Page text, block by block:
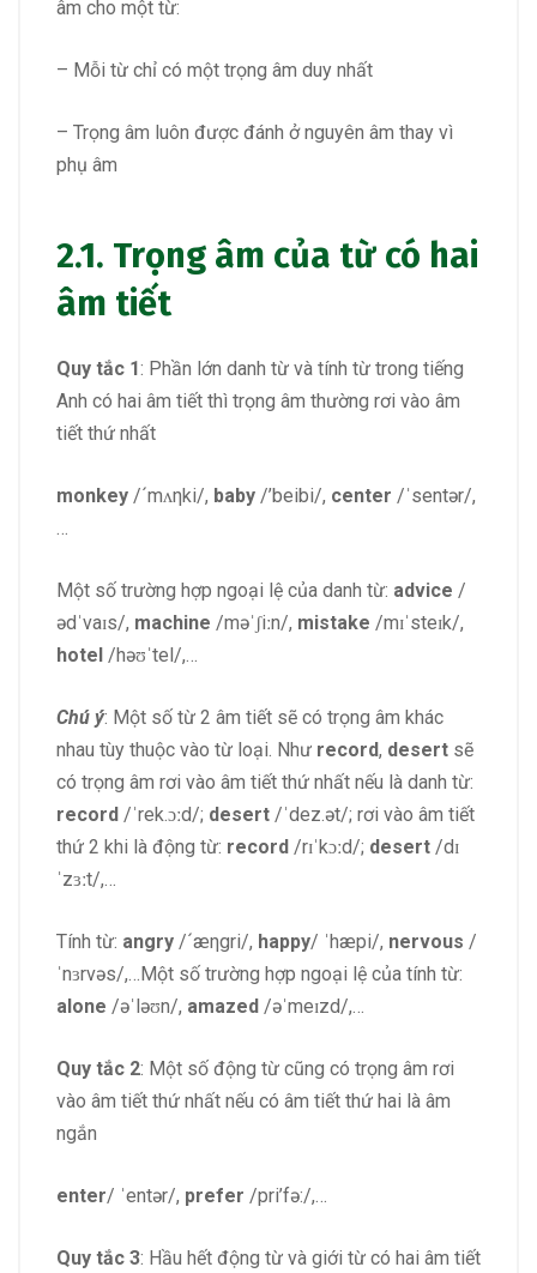
âm cho một từ:
– Mỗi từ chỉ có một trọng âm duy nhất
– Trọng âm luôn được đánh ở nguyên âm thay vì
phụ âm
2.1. Trọng âm của từ có hai
âm tiết
Quy tắc 1: Phần lớn danh từ và tính từ trong tiếng
Anh có hai âm tiết thì trọng âm thường rơi vào âm
tiết thứ nhất
monkey /´mʌηki/, baby /’beibi/, center /ˈsentər/,
…
Một số trường hợp ngoại lệ của danh từ: advice /
ədˈvaɪs/, machine /məˈʃiːn/, mistake /mɪˈsteɪk/,
hotel /həʊˈtel/,…
Chú ý: Một số từ 2 âm tiết sẽ có trọng âm khác
nhau tùy thuộc vào từ loại. Như record, desert sẽ
có trọng âm rơi vào âm tiết thứ nhất nếu là danh từ:
record /ˈrek.ɔːd/; desert /ˈdez.ət/; rơi vào âm tiết
thứ 2 khi là động từ: record /rɪˈkɔːd/; desert /dɪ
ˈzɜːt/,…
Tính từ: angry /´æηgri/, happy/ ˈhæpi/, nervous /
ˈnɜrvəs/,…Một số trường hợp ngoại lệ của tính từ:
alone /əˈləʊn/, amazed /əˈmeɪzd/,…
Quy tắc 2: Một số động từ cũng có trọng âm rơi
vào âm tiết thứ nhất nếu có âm tiết thứ hai là âm
ngắn
enter/ ˈentər/, prefer /pri’fə:/,…
Quy tắc 3: Hầu hết động từ và giới từ có hai âm tiết